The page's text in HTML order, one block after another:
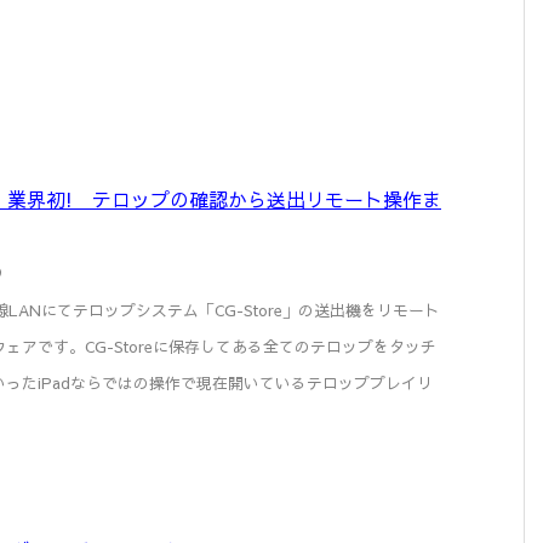
界初! テロップの確認から送出リモート操作ま
にてテロップシステム「CG-Store」の送出機をリモート
アです。CG-Storeに保存してある全てのテロップをタッチ
たiPadならではの操作で現在開いているテロッププレイリ